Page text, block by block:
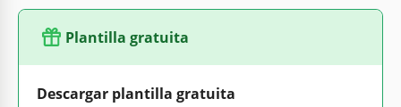
Plantilla gratuita
Descargar plantilla gratuita